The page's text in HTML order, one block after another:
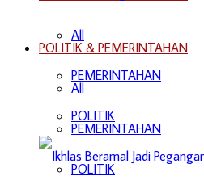
All
PEMERINTAHAN
POLITIK
POLITIK & PEMERINTAHAN
All
PEMERINTAHAN
POLITIK